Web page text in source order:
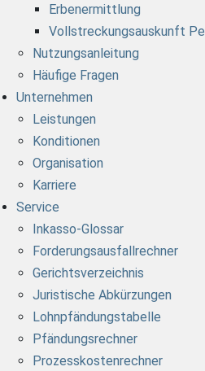
Erbenermittlung
Vollstreckungsauskunft
Nutzungsanleitung
Häufige Fragen
Unternehmen
Leistungen
Konditionen
Organisation
Karriere
Service
Inkasso-Glossar
Forderungsausfallrechner
Gerichtsverzeichnis
Juristische Abkürzungen
Lohnpfändungstabelle
Pfändungsrechner
Prozesskostenrechner